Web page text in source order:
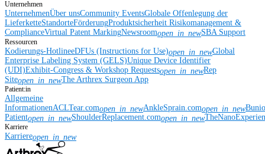
Unternehmen
UnternehmenÜber unsCommunity EventsGlobale Offenlegung der
LieferketteStandorteFörderungProduktsicherheit Risikomanagement &
ComplianceVirtual Patent MarkingNewsroomopen_in_newSBA Support
Ressourcen
Kodierungs-HotlineeDFUs (Instructions for Use)open_in_newGlobal
Enterprise Labeling System (GELS)Unique Device Identifier
(UDI)Exhibit-Congress & Workshop Requestsopen_in_newRep
Siteopen_in_newThe Arthrex Surgeon App
Patient:in
Allgemeine
InformationenACLTear.comopen_in_newAnkleSprain.comopen_in_new
Patientopen_in_newShoulderReplacement.comopen_in_new
Karriere
Karriereopen_in_new